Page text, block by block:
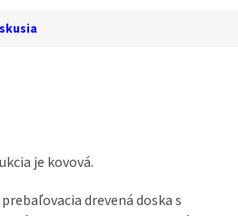
je kovová.
drevená doska s